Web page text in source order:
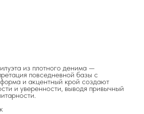
из плотного денима —
повседневной базы с
и акцентный крой создают
и уверенности, выводя привычный